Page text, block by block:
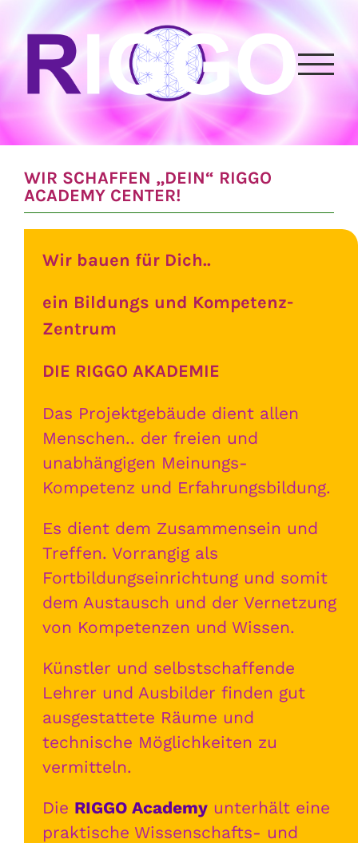
Inhalt
springen
WIR SCHAFFEN „DEIN“ RIGGO
ACADEMY CENTER!
Wir bauen für Dich..
ein Bildungs und Kompetenz-
Zentrum
DIE RIGGO AKADEMIE
Das Projektgebäude dient allen
Menschen.. der freien und
unabhängigen Meinungs-
Kompetenz und Erfahrungsbildung.
Es dient dem Zusammensein und
Treffen. Vorrangig als
Fortbildungseinrichtung und somit
dem Austausch und der Vernetzung
von Kompetenzen und Wissen.
Künstler und selbstschaffende
Lehrer und Ausbilder finden gut
ausgestattete Räume und
technische Möglichkeiten zu
vermitteln.
Die RIGGO Academy unterhält eine
praktische Wissenschafts- und